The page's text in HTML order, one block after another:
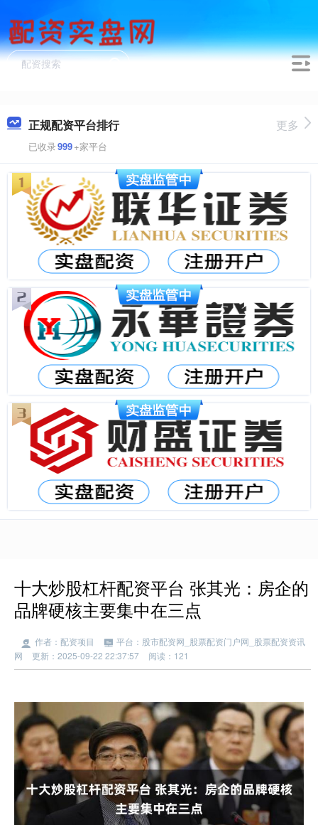
正规配资平台排行
已收录999+家平台
更多
十大炒股杠杆配资平台 张其光：房企的
品牌硬核主要集中在三点
作者：配资项目
平台：股市配资网_股票配资门户网_股票配资资讯
网
更新：2025-09-22 22:37:57 阅读：121